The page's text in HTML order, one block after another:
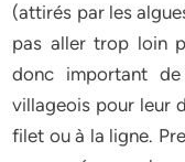
(attirés par les
pas aller trop loin
donc important
villageois pour leur
filet ou à la ligne.